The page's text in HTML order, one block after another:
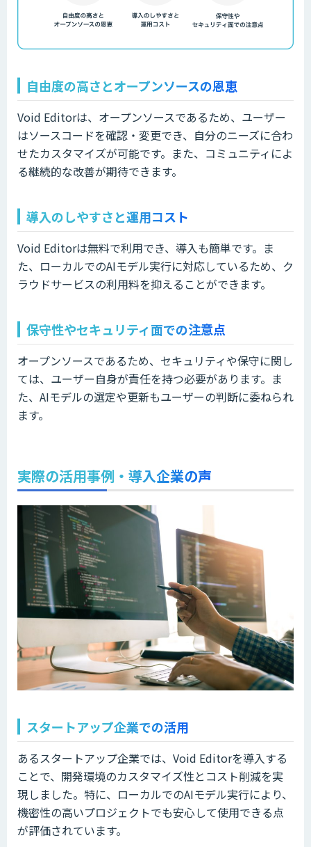
自由度の高さとオープンソースの恩恵
Void Editorは、オープンソースであるため、ユーザー
はソースコードを確認・変更でき、自分のニーズに合わ
せたカスタマイズが可能です。また、コミュニティによ
る継続的な改善が期待できます。
導入のしやすさと運用コスト
Void Editorは無料で利用でき、導入も簡単です。ま
た、ローカルでのAIモデル実行に対応しているため、ク
ラウドサービスの利用料を抑えることができます。
保守性やセキュリティ面での注意点
オープンソースであるため、セキュリティや保守に関し
ては、ユーザー自身が責任を持つ必要があります。ま
た、AIモデルの選定や更新もユーザーの判断に委ねられ
ます。
実際の活用事例・導入企業の声
スタートアップ企業での活用
あるスタートアップ企業では、Void Editorを導入する
ことで、開発環境のカスタマイズ性とコスト削減を実
現しました。特に、ローカルでのAIモデル実行により、
機密性の高いプロジェクトでも安心して使用できる点
が評価されています。